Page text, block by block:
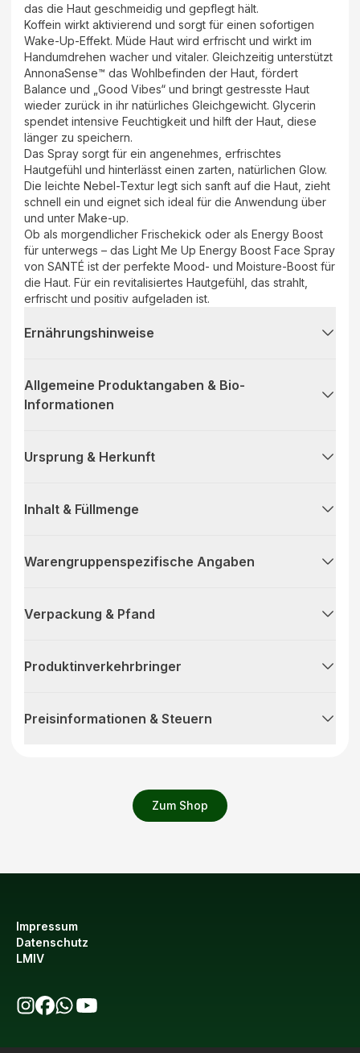
Zum Shop
das die Haut geschmeidig und gepflegt hält.
Koffein wirkt aktivierend und sorgt für einen sofortigen
Wake-Up-Effekt. Müde Haut wird erfrischt und wirkt im
Handumdrehen wacher und vitaler. Gleichzeitig unterstützt
AnnonaSense™ das Wohlbefinden der Haut, fördert
Balance und „Good Vibes“ und bringt gestresste Haut
wieder zurück in ihr natürliches Gleichgewicht. Glycerin
spendet intensive Feuchtigkeit und hilft der Haut, diese
länger zu speichern.
Das Spray sorgt für ein angenehmes, erfrischtes
Hautgefühl und hinterlässt einen zarten, natürlichen Glow.
Die leichte Nebel-Textur legt sich sanft auf die Haut, zieht
schnell ein und eignet sich ideal für die Anwendung über
und unter Make-up.
Ob als morgendlicher Frischekick oder als Energy Boost
für unterwegs – das Light Me Up Energy Boost Face Spray
von SANTÉ ist der perfekte Mood- und Moisture-Boost für
die Haut. Für ein revitalisiertes Hautgefühl, das strahlt,
erfrischt und positiv aufgeladen ist.
Ernährungshinweise
Allgemeine Produktangaben & Bio-
Informationen
Ursprung & Herkunft
Inhalt & Füllmenge
Warengruppenspezifische Angaben
Verpackung & Pfand
Produktinverkehrbringer
Preisinformationen & Steuern
Impressum
Datenschutz
LMIV